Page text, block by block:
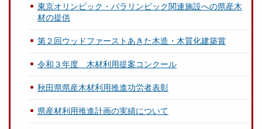
東京オリンピック・パラリンピック関連施設への県産木
材の提供
第２回ウッドファーストあきた木造・木質化建築賞
令和３年度 木材利用提案コンクール
秋田県県産木材利用推進功労者表彰
県産材利用推進計画の実績について